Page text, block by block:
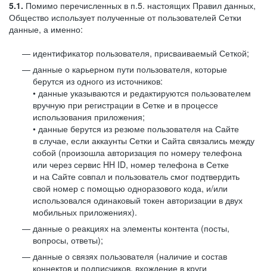
5.1. Помимо перечисленных в п.5. настоящих Правил данных,
Общество использует полученные от пользователей Сетки
данные, а именно:
идентификатор пользователя, присваиваемый Сеткой;
данные о карьерном пути пользователя, которые
берутся из одного из источников:
• данные указываются и редактируются пользователем
вручную при регистрации в Сетке и в процессе
использования приложения;
• данные берутся из резюме пользователя на Сайте
в случае, если аккаунты Сетки и Сайта связались между
собой (произошла авторизация по номеру телефона
или через сервис HH ID, номер телефона в Сетке
и на Сайте совпал и пользователь смог подтвердить
свой номер с помощью одноразового кода, и/или
использовался одинаковый токен авторизации в двух
мобильных приложениях).
данные о реакциях на элементы контента (посты,
вопросы, ответы);
данные о связях пользователя (наличие и состав
коннектов и подписчиков, вхождение в круги